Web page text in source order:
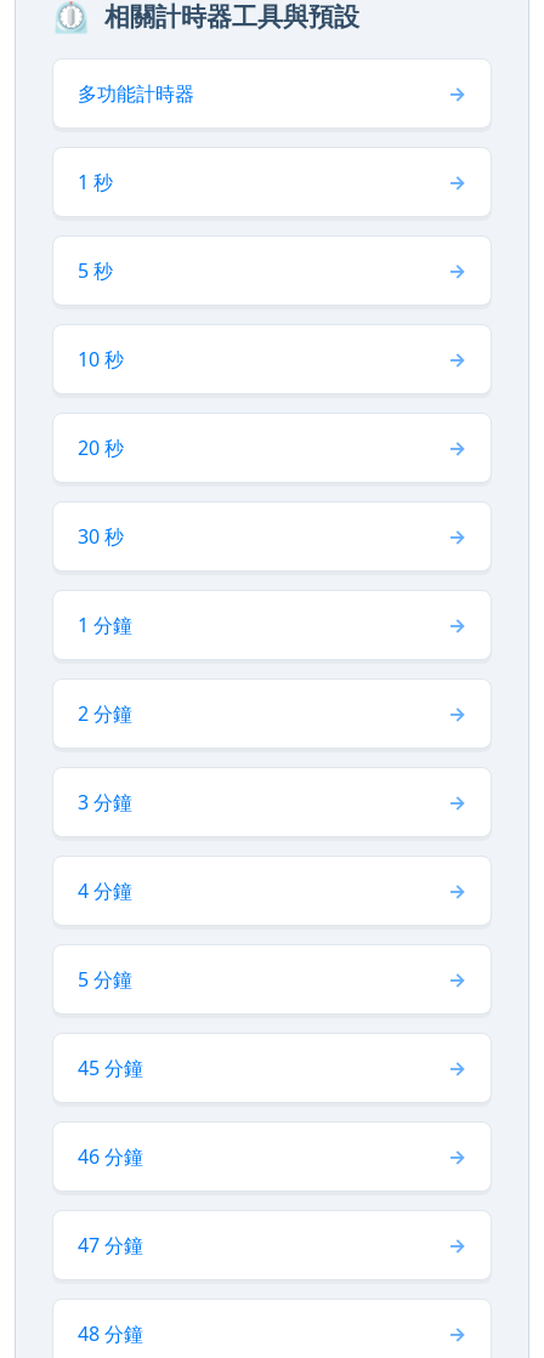
⏲️ 相關計時器工具與預設
多功能計時器
1 秒
5 秒
10 秒
20 秒
30 秒
1 分鐘
2 分鐘
3 分鐘
4 分鐘
5 分鐘
45 分鐘
46 分鐘
47 分鐘
48 分鐘